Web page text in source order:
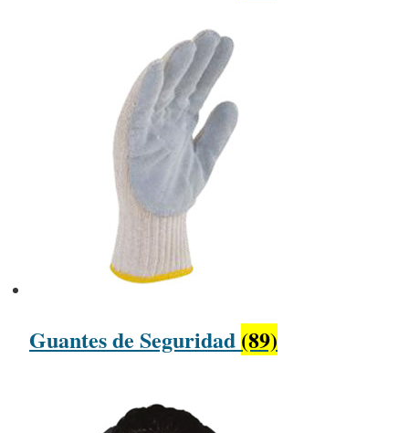
Guantes de Seguridad (89)